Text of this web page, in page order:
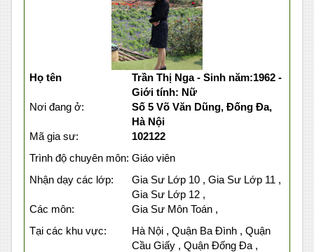
Họ tên
Trần Thị Nga - Sinh năm:1962 -
Giới tính: Nữ
Nơi đang ở:
Số 5 Võ Văn Dũng, Đống Đa,
Hà Nội
Mã gia sư:
102122
Trình độ chuyên môn: Giáo viên
Nhận dạy các lớp:
Gia Sư Lớp 10 , Gia Sư Lớp 11 ,
Gia Sư Lớp 12 ,
Các môn:
Gia Sư Môn Toán ,
Tại các khu vực:
Hà Nội , Quận Ba Đình , Quận
Cầu Giấy , Quận Đống Đa ,